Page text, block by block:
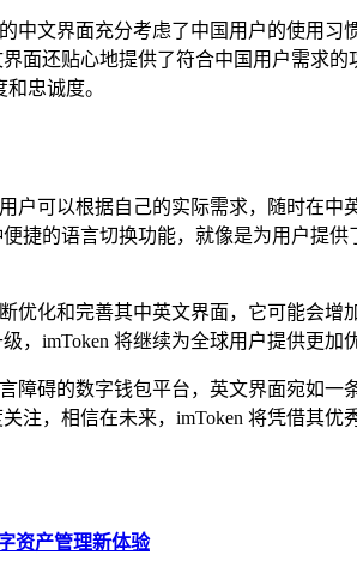
中文界面充分考虑了中国用户的使用
面还贴心地提供了符合中国用户需求
忠诚度。
户可以根据自己的实际需求，随时在
捷的语言切换功能，就像是为用户提
优化和完善其中英文界面，它可能会
，imToken 将继续为全球用户提供更
障碍的数字钱包平台，英文界面宛如
注，相信在未来，imToken 将凭借其
资产管理新体验